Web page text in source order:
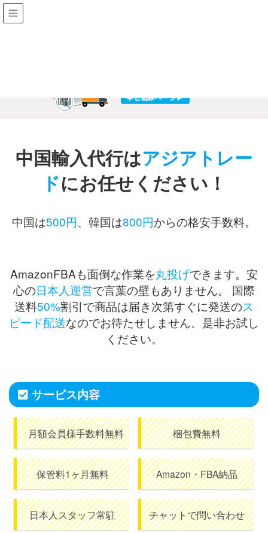
申し込みページ▶︎
中国輸入代行はアジアトレー
ドにお任せください！
中国は500円、韓国は800円からの格安手数料。
AmazonFBAも面倒な作業を丸投げできます。安
心の日本人運営で言葉の壁もありません。 国際
送料50%割引で商品は届き次第すぐに発送のス
ピード配送なのでお待たせしません。是非お試し
ください。
サービス内容
月額会員様手数料無料 梱包費無料
保管料1ヶ月無料 Amazon・FBA納品
日本人スタッフ常駐 チャットで問い合わせ